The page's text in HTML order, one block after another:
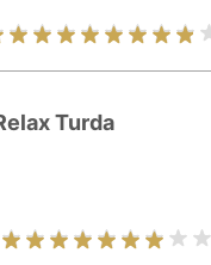
Turda